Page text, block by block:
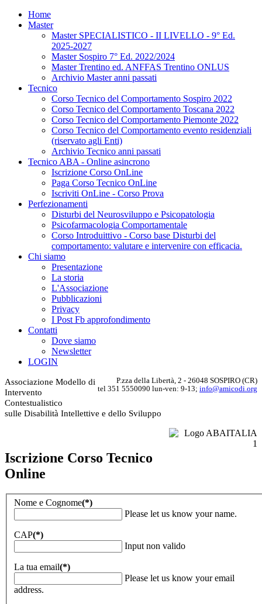
Home
Master
Master SPECIALISTICO - II LIVELLO - 9° Ed.
2025-2027
Master Sospiro 7° Ed. 2022/2024
Master Trentino ed. ANFFAS Trentino ONLUS
Archivio Master anni passati
Tecnico
Corso Tecnico del Comportamento Sospiro 2022
Corso Tecnico del Comportamento Toscana 2022
Corso Tecnico del Comportamento Piemonte 2022
Corso Tecnico del Comportamento evento residenziali
(riservato agli Enti)
Archivio Tecnico anni passati
Tecnico ABA - Online asincrono
Iscrizione Corso OnLine
Paga Corso Tecnico OnLine
Iscriviti OnLine - Corso Prova
Perfezionamenti
Disturbi del Neurosviluppo e Psicopatologia
Psicofarmacologia Comportamentale
Corso Introduittivo - Corso base Disturbi del
comportamento: valutare e intervenire con efficacia.
Chi siamo
Presentazione
La storia
L'Associazione
Pubblicazioni
Privacy
I Post Fb approfondimento
Contatti
Dove siamo
Newsletter
LOGIN
P.zza della Libertà, 2 - 26048 SOSPIRO (CR)
tel 351 5550090 lun-ven: 9-13; info@amicodi.org
Associazione Modello di
Intervento
Contestualistico
sulle Disabilità Intellettive e dello Sviluppo
Iscrizione Corso Tecnico
Online
Nome e Cognome(*)
Please let us know your name.
CAP(*)
Input non valido
La tua email(*)
Please let us know your email
address.